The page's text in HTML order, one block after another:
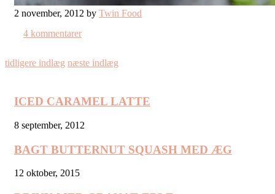
2 november, 2012 by Twin Food
4 kommentarer
tidligere indlæg næste indlæg
ICED CARAMEL LATTE
8 september, 2012
BAGT BUTTERNUT SQUASH MED ÆG
12 oktober, 2015